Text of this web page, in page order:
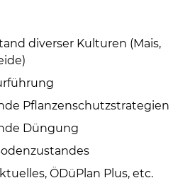
diverser Kulturen (Mais,
Pflanzenschutzstrategien
Düngung
ÖDüPlan Plus, etc.